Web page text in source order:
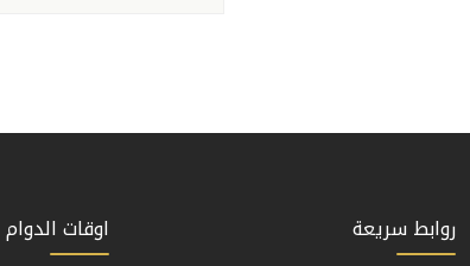
روابط سريعة اوقات الدوام